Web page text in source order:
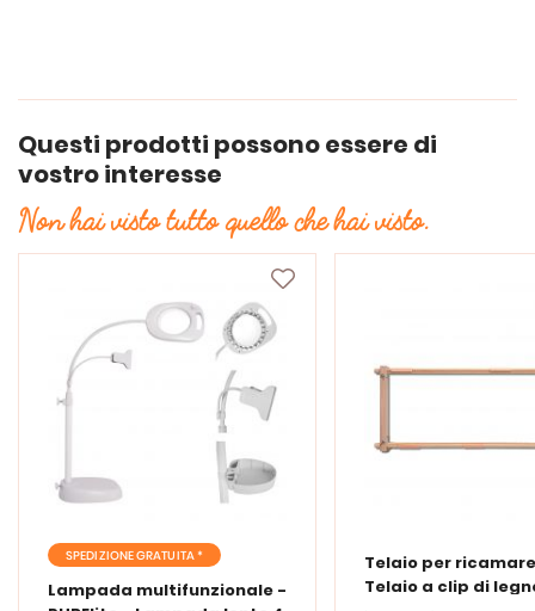
Questi prodotti possono essere di
vostro interesse
Non hai visto tutto quello che hai visto.
SPEDIZIONE GRATUITA *
Lampada multifunzionale -
Telaio per
Telaio a clip di